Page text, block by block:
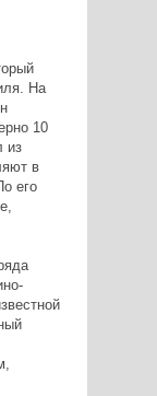
На
10
из
в
его